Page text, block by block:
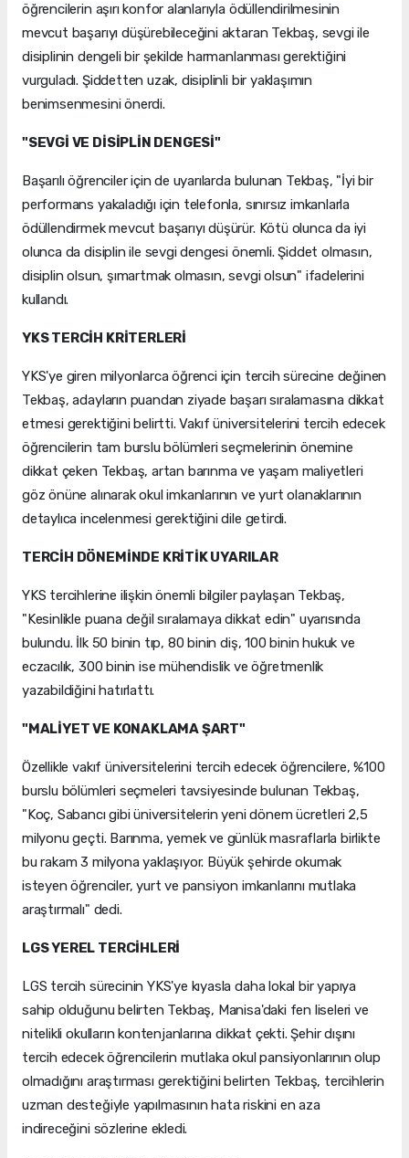
öğrencilerin aşırı konfor alanlarıyla ödüllendirilmesinin
mevcut başarıyı düşürebileceğini aktaran Tekbaş, sevgi ile
disiplinin dengeli bir şekilde harmanlanması gerektiğini
vurguladı. Şiddetten uzak, disiplinli bir yaklaşımın
benimsenmesini önerdi.
"SEVGİ VE DİSİPLİN DENGESİ"
Başarılı öğrenciler için de uyarılarda bulunan Tekbaş, "İyi bir
performans yakaladığı için telefonla, sınırsız imkanlarla
ödüllendirmek mevcut başarıyı düşürür. Kötü olunca da iyi
olunca da disiplin ile sevgi dengesi önemli. Şiddet olmasın,
disiplin olsun, şımartmak olmasın, sevgi olsun" ifadelerini
kullandı.
YKS TERCİH KRİTERLERİ
YKS'ye giren milyonlarca öğrenci için tercih sürecine değinen
Tekbaş, adayların puandan ziyade başarı sıralamasına dikkat
etmesi gerektiğini belirtti. Vakıf üniversitelerini tercih edecek
öğrencilerin tam burslu bölümleri seçmelerinin önemine
dikkat çeken Tekbaş, artan barınma ve yaşam maliyetleri
göz önüne alınarak okul imkanlarının ve yurt olanaklarının
detaylıca incelenmesi gerektiğini dile getirdi.
TERCİH DÖNEMİNDE KRİTİK UYARILAR
YKS tercihlerine ilişkin önemli bilgiler paylaşan Tekbaş,
"Kesinlikle puana değil sıralamaya dikkat edin" uyarısında
bulundu. İlk 50 binin tıp, 80 binin diş, 100 binin hukuk ve
eczacılık, 300 binin ise mühendislik ve öğretmenlik
yazabildiğini hatırlattı.
"MALİYET VE KONAKLAMA ŞART"
Özellikle vakıf üniversitelerini tercih edecek öğrencilere, %100
burslu bölümleri seçmeleri tavsiyesinde bulunan Tekbaş,
"Koç, Sabancı gibi üniversitelerin yeni dönem ücretleri 2,5
milyonu geçti. Barınma, yemek ve günlük masraflarla birlikte
bu rakam 3 milyona yaklaşıyor. Büyük şehirde okumak
isteyen öğrenciler, yurt ve pansiyon imkanlarını mutlaka
araştırmalı" dedi.
LGS YEREL TERCİHLERİ
LGS tercih sürecinin YKS'ye kıyasla daha lokal bir yapıya
sahip olduğunu belirten Tekbaş, Manisa'daki fen liseleri ve
nitelikli okulların kontenjanlarına dikkat çekti. Şehir dışını
tercih edecek öğrencilerin mutlaka okul pansiyonlarının olup
olmadığını araştırması gerektiğini belirten Tekbaş, tercihlerin
uzman desteğiyle yapılmasının hata riskini en aza
indireceğini sözlerine ekledi.